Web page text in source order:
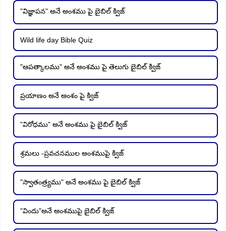
"విజ్ఞాపన" అనే అంశము పై బైబిల్ క్విజ్
Wild life day Bible Quiz
"ఆపత్కాలము" అనే అంశము పై తెలుగు బైబిల్ క్విజ్
ప్రయాణం అనే అంశం పై క్విజ్
"విరోధము" అనే అంశము పై బైబిల్ క్విజ్
శ్రమలు -ప్రవచనముల అంశముపై క్విజ్
"స్వాతంత్ర్యము" అనే అంశము పై బైబిల్ క్విజ్
"విందు"అనే అంశముపై బైబిల్ క్విజ్